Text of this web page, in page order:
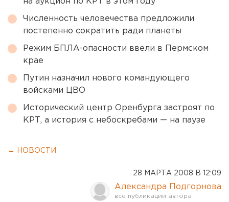
Численность человечества предложили
постепенно сократить ради планеты
Режим БПЛА-опасности ввели в Пермском
крае
Путин назначил нового командующего
войсками ЦВО
Исторический центр Оренбурга застроят по
КРТ, а история с небоскребами — на паузе
← НОВОСТИ
28 МАРТА 2008 В 12:09
Александра Подгорнова